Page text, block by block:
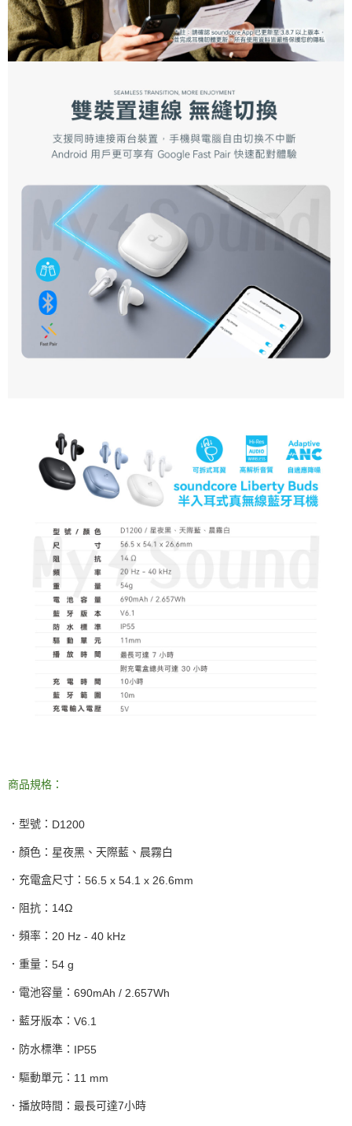
商品規格：
．型號： D1200
．顏色：星夜黑、天際藍、晨霧白
．充電盒尺寸： 56.5 x 54.1 x 26.6mm
．阻抗： 14Ω
．頻率： 20 Hz - 40 kHz
．重量： 54 g
．電池容量： 690mAh / 2.657Wh
．藍牙版本： V6.1
．防水標準： IP55
．驅動單元： 11 mm
．播放時間：最長可達7小時